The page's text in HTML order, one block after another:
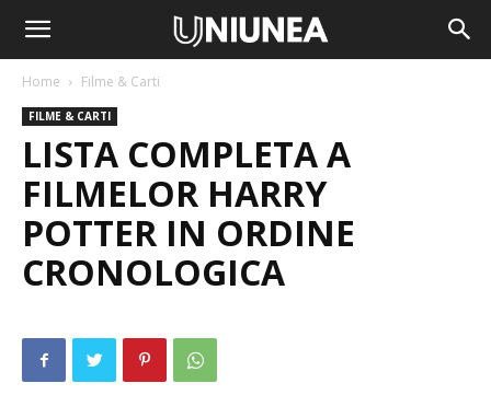
Home Filme & Carti
FILME & CARTI
LISTA COMPLETA A
FILMELOR HARRY
POTTER IN ORDINE
CRONOLOGICA